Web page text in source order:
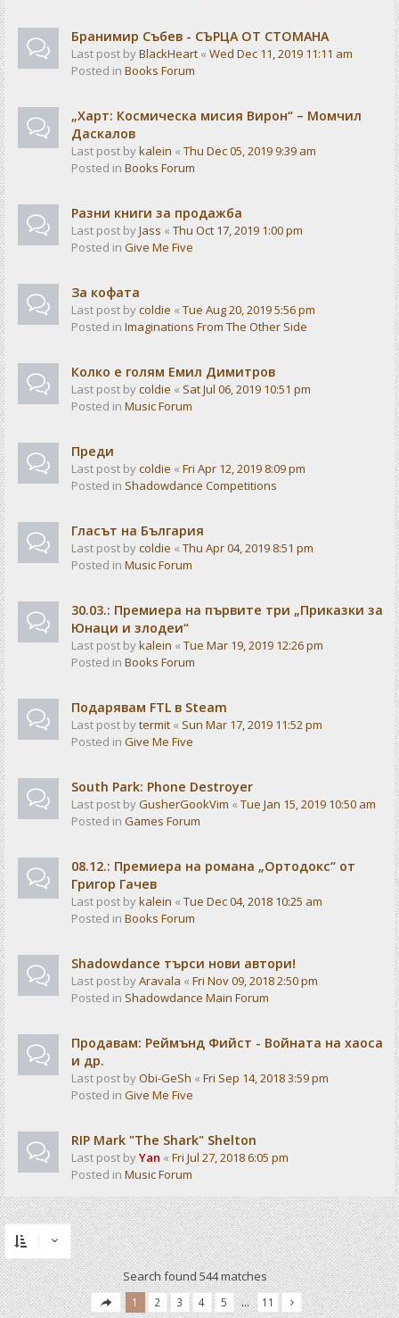
Бранимир Събев - СЪРЦА ОТ СТОМАНА
Last post byBlackHeart « Wed Dec 11, 2019 11:11 am
Posted in Books Forum
„Харт: Космическа мисия Вирон“ – Момчил
Даскалов
Last post bykalein « Thu Dec 05, 2019 9:39 am
Posted in Books Forum
Разни книги за продажба
Last post byJass « Thu Oct 17, 2019 1:00 pm
Posted in Give Me Five
За кофата
Last post bycoldie « Tue Aug 20, 2019 5:56 pm
Posted in Imaginations From The Other Side
Колко е голям Емил Димитров
Last post bycoldie « Sat Jul 06, 2019 10:51 pm
Posted in Music Forum
Преди
Last post bycoldie « Fri Apr 12, 2019 8:09 pm
Posted in Shadowdance Competitions
Гласът на България
Last post bycoldie « Thu Apr 04, 2019 8:51 pm
Posted in Music Forum
30.03.: Премиера на първите три „Приказки за
Юнаци и злодеи“
Last post bykalein « Tue Mar 19, 2019 12:26 pm
Posted in Books Forum
Подарявам FTL в Steam
Last post bytermit « Sun Mar 17, 2019 11:52 pm
Posted in Give Me Five
South Park: Phone Destroyer
Last post byGusherGookVim « Tue Jan 15, 2019 10:50 am
Posted in Games Forum
08.12.: Премиера на романа „Ортодокс“ от
Григор Гачев
Last post bykalein « Tue Dec 04, 2018 10:25 am
Posted in Books Forum
Shadowdance търси нови автори!
Last post byAravala « Fri Nov 09, 2018 2:50 pm
Posted in Shadowdance Main Forum
Продавам: Реймънд Фийст - Войната на хаоса
и др.
Last post byObi-GeSh « Fri Sep 14, 2018 3:59 pm
Posted in Give Me Five
RIP Mark "The Shark" Shelton
Last post byYan « Fri Jul 27, 2018 6:05 pm
Posted in Music Forum
Search found 544 matches
1 2 3 4 5 … 11